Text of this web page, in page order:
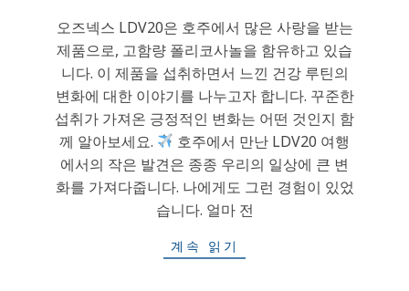
오즈넥스 LDV20은 호주에서 많은 사랑을 받는
제품으로, 고함량 폴리코사놀을 함유하고 있습
니다. 이 제품을 섭취하면서 느낀 건강 루틴의
변화에 대한 이야기를 나누고자 합니다. 꾸준한
섭취가 가져온 긍정적인 변화는 어떤 것인지 함
께 알아보세요.
호주에서 만난 LDV20 여행
에서의 작은 발견은 종종 우리의 일상에 큰 변
화를 가져다줍니다. 나에게도 그런 경험이 있었
습니다. 얼마 전
계속 읽기